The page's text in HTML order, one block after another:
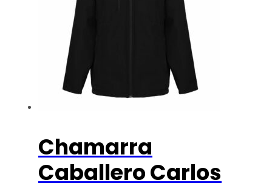
Chamarra
Caballero Carlos